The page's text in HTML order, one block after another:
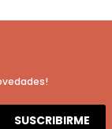
SUSCRIBIRME